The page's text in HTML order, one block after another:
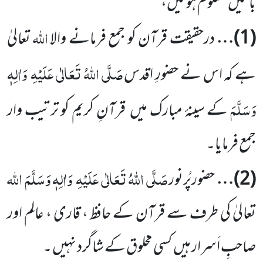
(
1
)…درحقیقت قرآن کو جمع فرمانے والااللّٰہتعالیٰ
ہے کہ اس نے حضورِ اقدسصَلَّی اللّٰہُ تَعَالٰی عَلَیْہِوَاٰلِہٖ
وَسَلَّمَکے سینۂ مبارک میںقرآنِ کریم کو ترتیب وار
جمع فرمایا۔
(
2
)…حضورپُرنورصَلَّی اللّٰہُ تَعَالٰی عَلَیْہِوَاٰلِہٖ وَسَلَّمَاللّٰہ
تعالیٰ کی طرف سے قرآن کے حافظ ، قاری ، عالِم اور
صاحبِ اَسرار ہیںکسی مخلوق کے شاگرد نہیں ۔